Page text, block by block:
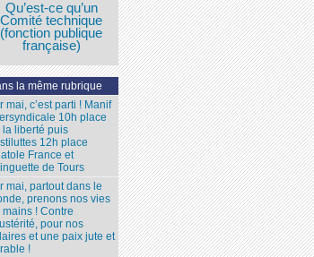
Qu’est-ce qu’un
Comité technique
(fonction publique
française)
la même rubrique
mai, c’est parti ! Manif
10h place
la liberté puis
12h place
France et
de Tours
mai, partout dans le
prenons nos vies
mains ! Contre
pour nos
et une paix jute et
!